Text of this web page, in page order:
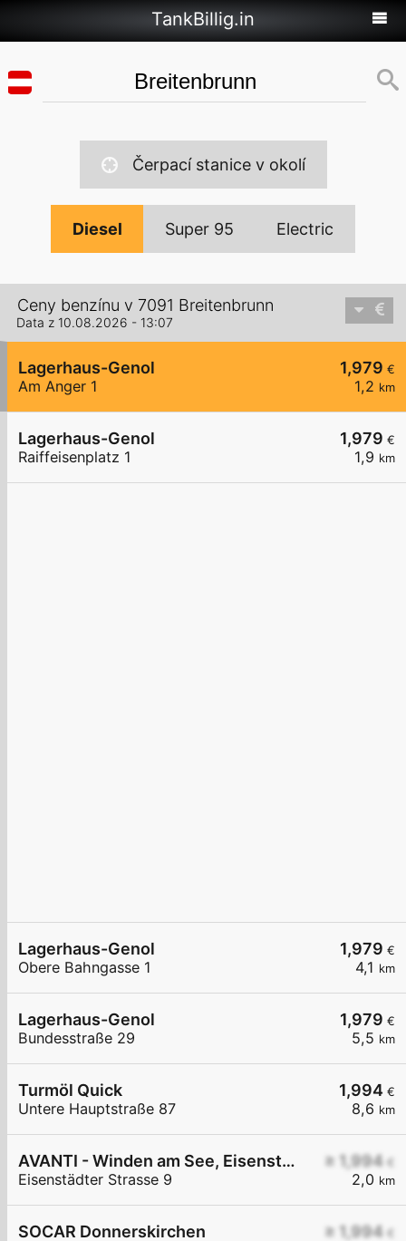
TankBillig.in
Čerpací stanice v okolí
Diesel Super 95 Electric
Ceny benzínu v 7091 Breitenbrunn
Data z 10.08.2026 - 13:07
1,979 €
1,2 km
Lagerhaus-Genol
Am Anger 1
1,979 €
1,9 km
Lagerhaus-Genol
Raiffeisenplatz 1
1,979 €
4,1 km
Lagerhaus-Genol
Obere Bahngasse 1
1,979 €
5,5 km
Lagerhaus-Genol
Bundesstraße 29
1,994 €
8,6 km
Turmöl Quick
Untere Hauptstraße 87
≥ 1,994 €
2,0 km
AVANTI - Winden am See, Eisenstädter Straße 9
Eisenstädter Strasse 9
≥ 1,994 €
SOCAR Donnerskirchen